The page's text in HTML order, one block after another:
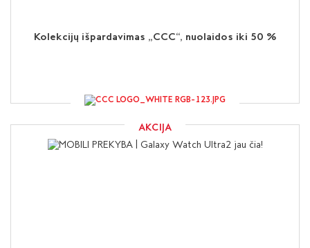
Kolekcijų išpardavimas „CCC“, nuolaidos iki 50 %
AKCIJA